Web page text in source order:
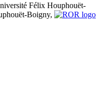
Félix Houphouët-
Boigny,